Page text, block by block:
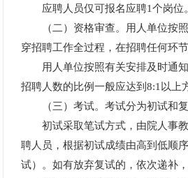
应聘人员仅可报名应聘1个岗位
（二）资格审查。用人单位按照
穿招聘工作全过程，在招聘任何环
用人单位按照有关安排及时通知
招聘人数的比例一般应达到8:1以上
（三）考试。考试分为初试和
初试采取笔试方式，由院人事教
聘人员，根据初试成绩由高到低顺
试）。如有放弃复试的，依次递补